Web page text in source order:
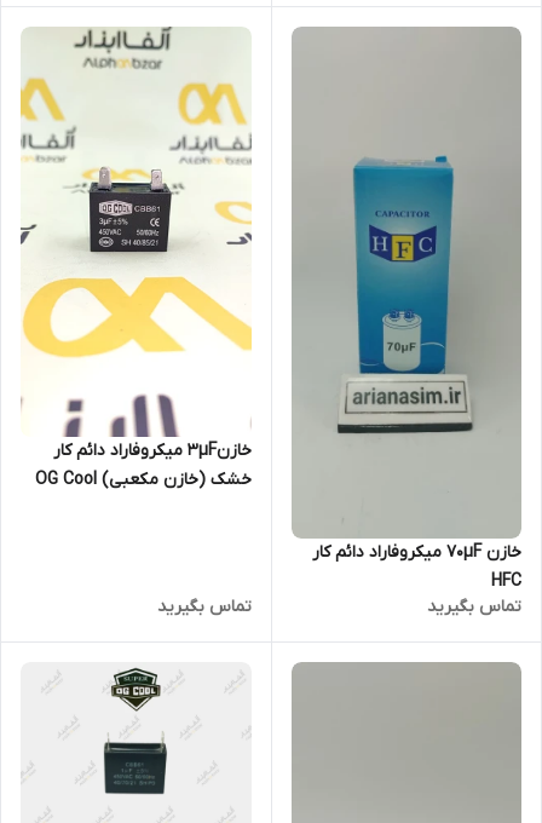
خازن 70µF میکروفاراد دائم کار
HFC
تماس بگیرید
خازن۳µF میکروفاراد دائم کار
خشک (خازن مکعبی) OG Cool
تماس بگیرید